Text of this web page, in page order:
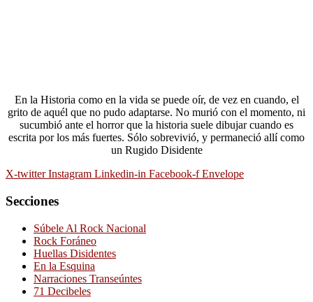
En la Historia como en la vida se puede oír, de vez en cuando, el
grito de aquél que no pudo adaptarse. No murió con el momento, ni
sucumbió ante el horror que la historia suele dibujar cuando es
escrita por los más fuertes. Sólo sobrevivió, y permaneció allí como
un Rugido Disidente
X-twitter Instagram Linkedin-in Facebook-f Envelope
Secciones
Súbele Al Rock Nacional
Rock Foráneo
Huellas Disidentes
En la Esquina
Narraciones Transeúntes
71 Decibeles